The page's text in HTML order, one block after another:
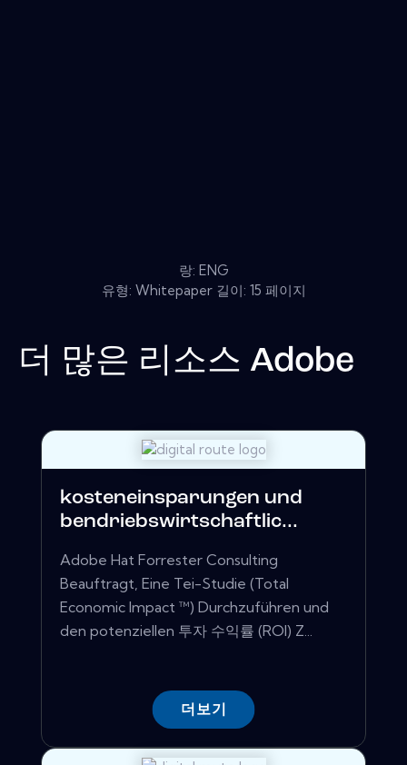
랑: ENG
유형: Whitepaper 길이: 15 페이지
더 많은 리소스 Adobe
kosteneinsparungen und
bendriebswirtschaftlic...
Adobe Hat Forrester Consulting
Beauftragt, Eine Tei-Studie (Total
Economic Impact ™) Durchzuführen und
den potenziellen 투자 수익률 (ROI) Z...
더보기